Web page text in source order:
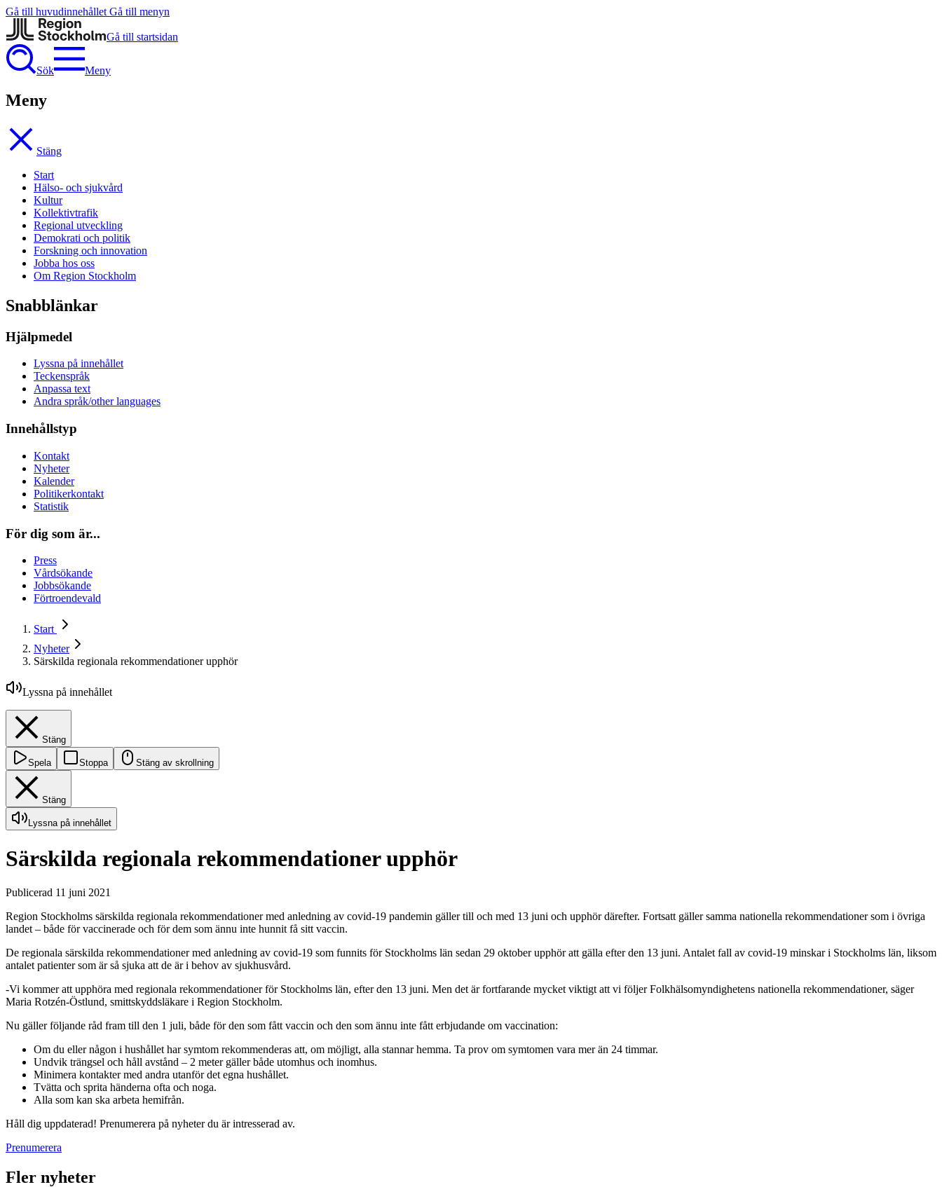
Gå till huvudinnehållet Gå till menyn
Gå till startsidan
Sök Meny
Meny
Stäng
Start
Hälso- och sjukvård
Kultur
Kollektivtrafik
Regional utveckling
Demokrati och politik
Forskning och innovation
Jobba hos oss
Om Region Stockholm
Snabblänkar
Hjälpmedel
Lyssna på innehållet
Teckenspråk
Anpassa text
Andra språk/other languages
Innehållstyp
Kontakt
Nyheter
Kalender
Politikerkontakt
Statistik
För dig som är...
Press
Vårdsökande
Jobbsökande
Förtroendevald
Start
Nyheter
Särskilda regionala rekommendationer upphör
Lyssna på innehållet
Stäng
Spela Stoppa Stäng av skrollning
Stäng
Lyssna på innehållet
Särskilda regionala rekommendationer upphör
Publicerad 11 juni 2021
Region Stockholms särskilda regionala rekommendationer med anledning av covid-19 pandemin gäller till och med 13 juni och upphör därefter. Fortsatt gäller samma nationella rekommendationer som i övriga
landet – både för vaccinerade och för dem som ännu inte hunnit få sitt vaccin.
De regionala särskilda rekommendationer med anledning av covid-19 som funnits för Stockholms län sedan 29 oktober upphör att gälla efter den 13 juni. Antalet fall av covid-19 minskar i Stockholms län, liksom
antalet patienter som är så sjuka att de är i behov av sjukhusvård.
-Vi kommer att upphöra med regionala rekommendationer för Stockholms län, efter den 13 juni. Men det är fortfarande mycket viktigt att vi följer Folkhälsomyndighetens nationella rekommendationer, säger
Maria Rotzén-Östlund, smittskyddsläkare i Region Stockholm.
Nu gäller följande råd fram till den 1 juli, både för den som fått vaccin och den som ännu inte fått erbjudande om vaccination:
Om du eller någon i hushållet har symtom rekommenderas att, om möjligt, alla stannar hemma. Ta prov om symtomen vara mer än 24 timmar.
Undvik trängsel och håll avstånd – 2 meter gäller både utomhus och inomhus.
Minimera kontakter med andra utanför det egna hushållet.
Tvätta och sprita händerna ofta och noga.
Alla som kan ska arbeta hemifrån.
Håll dig uppdaterad! Prenumerera på nyheter du är intresserad av.
Prenumerera
Fler nyheter